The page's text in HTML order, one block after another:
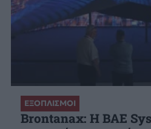
ΕΞΟΠΛΙΣΜΟΙ
Brontanax: Η BAE